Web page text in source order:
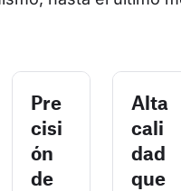
Pre
cisi
ón
de
Alta
cali
dad
que